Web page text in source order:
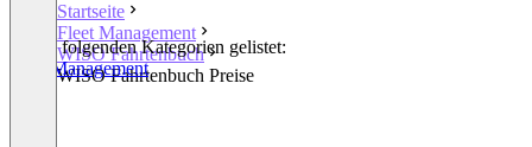
Startseite
Fleet Management
WISO Fahrtenbuch
WISO Fahrtenbuch Preise
In den folgenden Kategorien gelistet:
Fleet Management